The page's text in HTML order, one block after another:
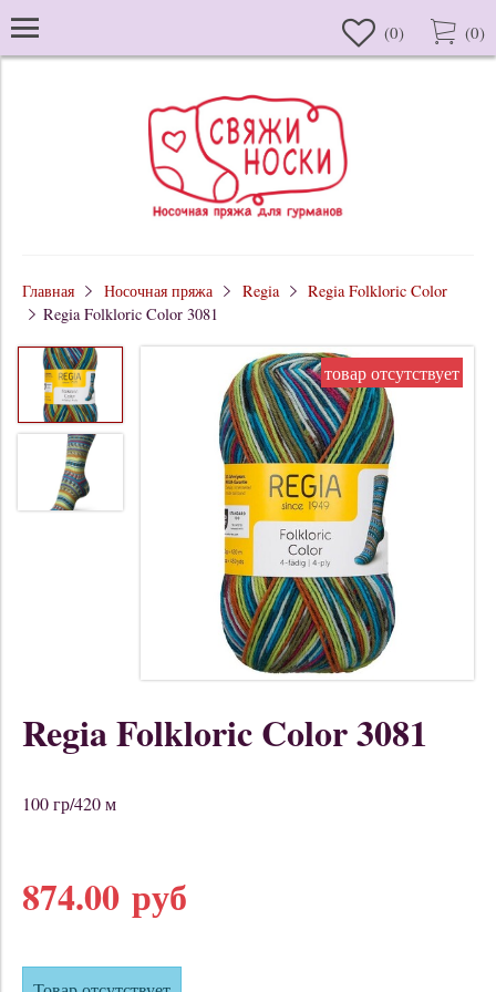
(0) (0)
Главная Носочная пряжа Regia
Regia Folkloric Color
Regia Folkloric Color 3081
товар отсутствует
Regia Folkloric Color 3081
100 гр/420 м
874.00 руб